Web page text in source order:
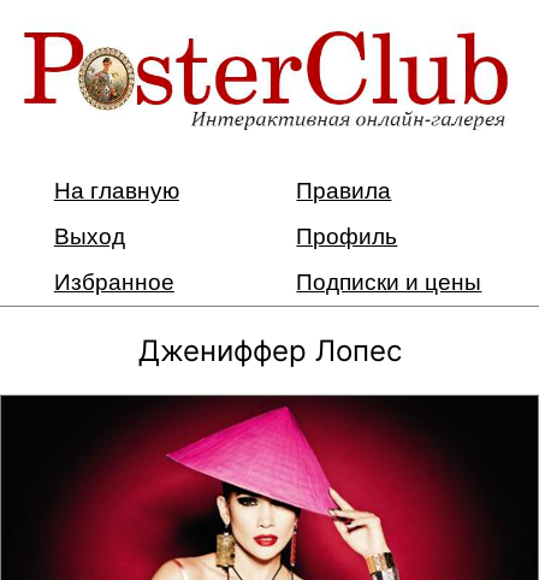
На главную
Правила
Выход
Профиль
Избранное
Подписки и цены
Джениффер Лопес